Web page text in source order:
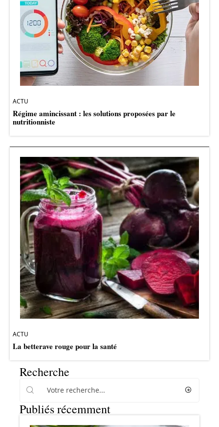
ACTU
Régime amincissant : les solutions proposées par le
nutritionniste
ACTU
La betterave rouge pour la santé
Recherche
Publiés récemment